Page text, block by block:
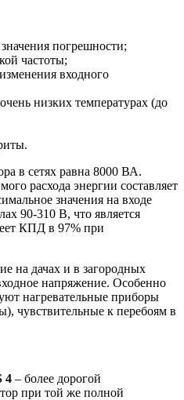
погрешности;
частоты;
входного
низких температурах (до
в сетях равна 8000 ВА.
расхода энергии составляет
значения на входе
90-310 В, что является
КПД в 97% при
на дачах и в загородных
напряжение. Особенно
нагревательные приборы
чувствительные к перебоям в
4 – более дорогой
при той же полной